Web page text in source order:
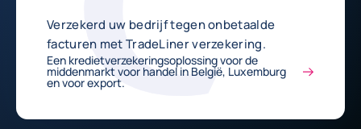
Verzekerd uw bedrijf tegen onbetaalde
facturen met TradeLiner verzekering.
Een kredietverzekeringsoplossing voor de
middenmarkt voor handel in België, Luxemburg
en voor export.